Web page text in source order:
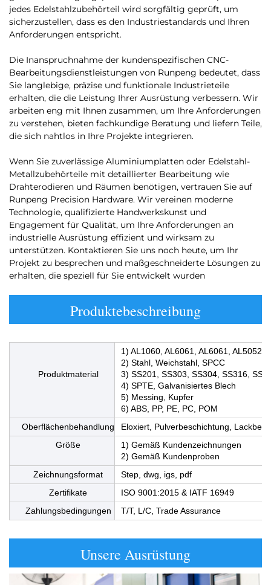
jedes Edelstahlzubehörteil wird sorgfältig geprüft, um
sicherzustellen, dass es den Industriestandards und Ihren
Anforderungen entspricht.
Die Inanspruchnahme der kundenspezifischen CNC-
Bearbeitungsdienstleistungen von Runpeng bedeutet, dass
Sie langlebige, präzise und funktionale Industrieteile
erhalten, die die Leistung Ihrer Ausrüstung verbessern. Wir
arbeiten eng mit Ihnen zusammen, um Ihre Anforderungen
zu verstehen, bieten fachkundige Beratung und liefern Teile,
die sich nahtlos in Ihre Projekte integrieren.
Wenn Sie zuverlässige Aluminiumplatten oder Edelstahl-
Metallzubehörteile mit detaillierter Bearbeitung wie
Drahterodieren und Räumen benötigen, vertrauen Sie auf
Runpeng Precision Hardware. Wir vereinen moderne
Technologie, qualifizierte Handwerkskunst und
Engagement für Qualität, um Ihre Anforderungen an
industrielle Ausrüstung effizient und wirksam zu
unterstützen. Kontaktieren Sie uns noch heute, um Ihr
Projekt zu besprechen und maßgeschneiderte Lösungen zu
erhalten, die speziell für Sie entwickelt wurden
Produktebeschreibung
Produktmaterial
1) AL1060, AL6061, AL6061, AL5052
2) Stahl, Weichstahl, SPCC
3) SS201, SS303, SS304, SS316,
4) SPTE, Galvanisiertes Blech
5) Messing, Kupfer
6) ABS, PP, PE, PC, POM
Oberflächenbehandlung
Eloxiert, Pulverbeschichtung,
Größe
1) Gemäß Kundenzeichnungen
2) Gemäß Kundenproben
Zeichnungsformat
Step, dwg, igs, pdf
Zertifikate
ISO 9001:2015 & IATF 16949
Zahlungsbedingungen
T/T, L/C, Trade Assurance
Unsere Ausrüstung